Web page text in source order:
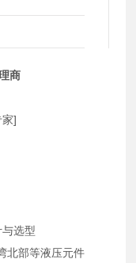
商
]
选型
北部等液压元件